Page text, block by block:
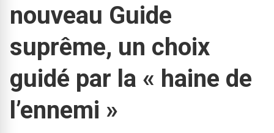
nouveau Guide
suprême, un choix
guidé par la « haine de
l’ennemi »